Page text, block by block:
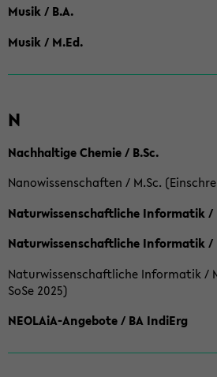
Musik / B.A.
Musik / M.Ed.
N
Nachhaltige Chemie / B.Sc.
Nanowissenschaften / M.Sc.
Naturwissenschaftliche Informatik /
Naturwissenschaftliche Informatik /
Naturwissenschaftliche Informatik /
SoSe 2025)
NEOLAiA-Angebote / BA IndiErg